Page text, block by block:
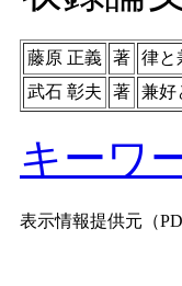
藤原 正義 著 律と
武石 彰夫
著 兼好
キーワ
表示情報提供元（